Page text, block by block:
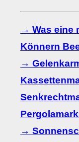
→ Was eine
Könnern
→
→